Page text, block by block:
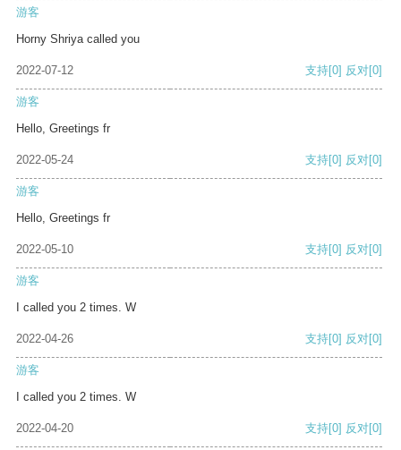
游客
Horny Shriya called you
2022-07-12 支持[0] 反对[0]
游客
Hello, Greetings fr
2022-05-24 支持[0] 反对[0]
游客
Hello, Greetings fr
2022-05-10 支持[0] 反对[0]
游客
I called you 2 times. W
2022-04-26 支持[0] 反对[0]
游客
I called you 2 times. W
2022-04-20 支持[0] 反对[0]